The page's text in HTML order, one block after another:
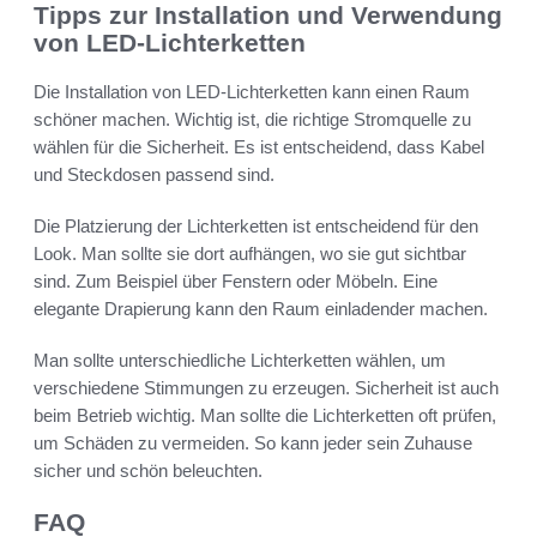
Tipps zur Installation und Verwendung
von LED-Lichterketten
Die Installation von LED-Lichterketten kann einen Raum
schöner machen. Wichtig ist, die richtige Stromquelle zu
wählen für die Sicherheit. Es ist entscheidend, dass Kabel
und Steckdosen passend sind.
Die Platzierung der Lichterketten ist entscheidend für den
Look. Man sollte sie dort aufhängen, wo sie gut sichtbar
sind. Zum Beispiel über Fenstern oder Möbeln. Eine
elegante Drapierung kann den Raum einladender machen.
Man sollte unterschiedliche Lichterketten wählen, um
verschiedene Stimmungen zu erzeugen. Sicherheit ist auch
beim Betrieb wichtig. Man sollte die Lichterketten oft prüfen,
um Schäden zu vermeiden. So kann jeder sein Zuhause
sicher und schön beleuchten.
FAQ